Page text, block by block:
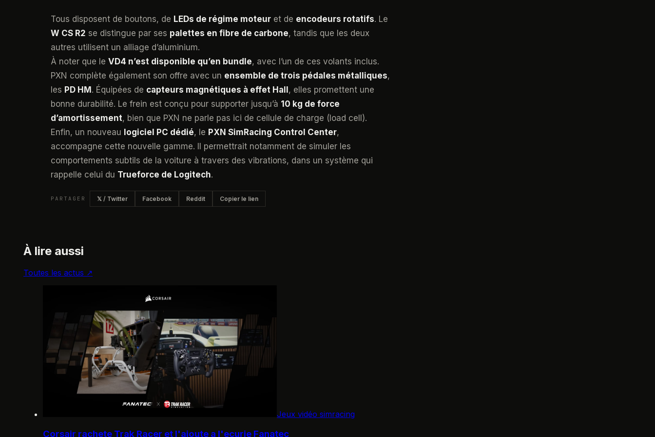
Tous disposent de boutons, de LEDs de régime moteur et de encodeurs rotatifs. Le
W CS R2 se distingue par ses palettes en fibre de carbone, tandis que les deux
autres utilisent un alliage d’aluminium.
À noter que le VD4 n’est disponible qu’en bundle, avec l’un de ces volants inclus.
PXN complète également son offre avec un ensemble de trois pédales métalliques,
les PD HM . Équipées de capteurs magnétiques à effet Hall , elles promettent une
bonne durabilité. Le frein est conçu pour supporter jusqu’à 10 kg de force
d’amortissement, bien que PXN ne parle pas ici de cellule de charge (load cell).
Enfin, un nouveau logiciel PC dédié, le PXN SimRacing Control Center,
accompagne cette nouvelle gamme. Il permettrait notamment de simuler les
comportements subtils de la voiture à travers des vibrations, dans un système qui
rappelle celui du Trueforce de Logitech.
PARTAGER 𝕏 / Twitter Facebook Reddit Copier le lien
À lire aussi
Toutes les actus ↗
Jeux vidéo simracing
Corsair rachete Trak Racer et l'ajoute a l'ecurie Fanatec